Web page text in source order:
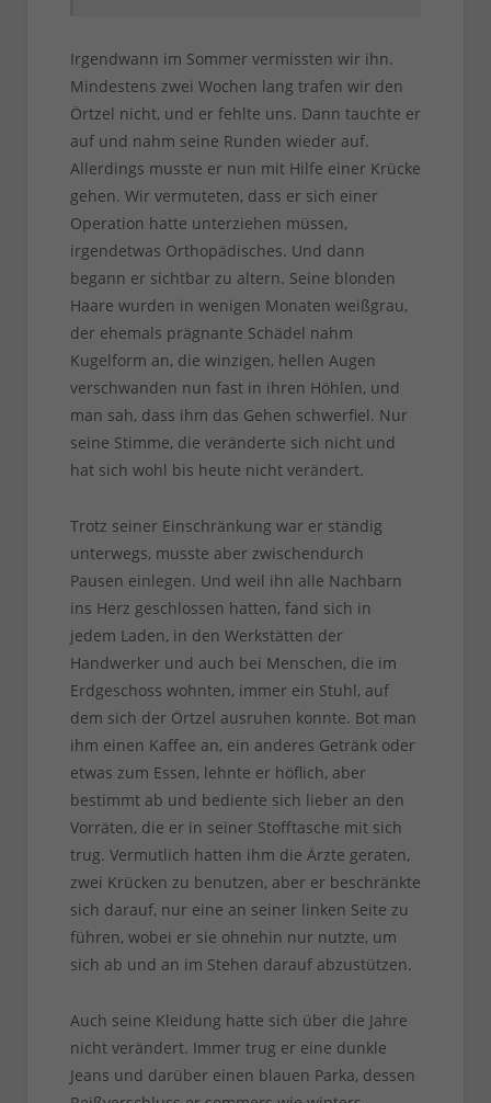
Irgendwann im Sommer vermissten wir ihn.
Mindestens zwei Wochen lang trafen wir den
Örtzel nicht, und er fehlte uns. Dann tauchte er
auf und nahm seine Runden wieder auf.
Allerdings musste er nun mit Hilfe einer Krücke
gehen. Wir vermuteten, dass er sich einer
Operation hatte unterziehen müssen,
irgendetwas Orthopädisches. Und dann
begann er sichtbar zu altern. Seine blonden
Haare wurden in wenigen Monaten weißgrau,
der ehemals prägnante Schädel nahm
Kugelform an, die winzigen, hellen Augen
verschwanden nun fast in ihren Höhlen, und
man sah, dass ihm das Gehen schwerfiel. Nur
seine Stimme, die veränderte sich nicht und
hat sich wohl bis heute nicht verändert.
Trotz seiner Einschränkung war er ständig
unterwegs, musste aber zwischendurch
Pausen einlegen. Und weil ihn alle Nachbarn
ins Herz geschlossen hatten, fand sich in
jedem Laden, in den Werkstätten der
Handwerker und auch bei Menschen, die im
Erdgeschoss wohnten, immer ein Stuhl, auf
dem sich der Örtzel ausruhen konnte. Bot man
ihm einen Kaffee an, ein anderes Getränk oder
etwas zum Essen, lehnte er höflich, aber
bestimmt ab und bediente sich lieber an den
Vorräten, die er in seiner Stofftasche mit sich
trug. Vermutlich hatten ihm die Ärzte geraten,
zwei Krücken zu benutzen, aber er beschränkte
sich darauf, nur eine an seiner linken Seite zu
führen, wobei er sie ohnehin nur nutzte, um
sich ab und an im Stehen darauf abzustützen.
Auch seine Kleidung hatte sich über die Jahre
nicht verändert. Immer trug er eine dunkle
Jeans und darüber einen blauen Parka, dessen